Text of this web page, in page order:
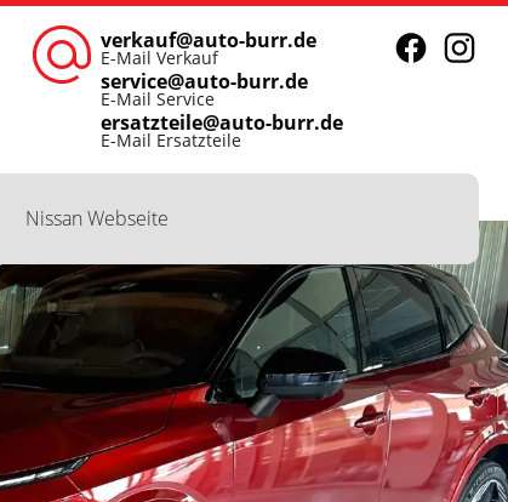
verkauf@auto-burr.de
E-Mail Verkauf
service@auto-burr.de
E-Mail Service
ersatzteile@auto-burr.de
E-Mail Ersatzteile
Nissan Webseite